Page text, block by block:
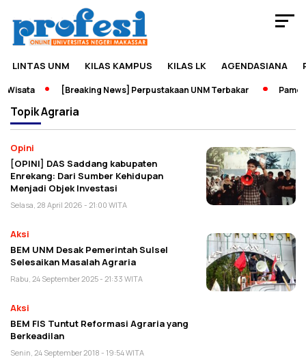
LINTAS UNM KILAS KAMPUS KILAS LK AGENDASIANA
[Breaking News] Perpustakaan UNM Terbakar
TopikAgraria
Opini
[OPINI] DAS Saddang kabupaten
Enrekang: Dari Sumber Kehidupan
Menjadi Objek Investasi
Selasa, 28 April 2026 - 21:00 WITA
Aksi
BEM UNM Desak Pemerintah Sulsel
Selesaikan Masalah Agraria
Rabu, 24 September 2025 - 21:33 WITA
Aksi
BEM FIS Tuntut Reformasi Agraria yang
Berkeadilan
Senin, 24 September 2018 - 19:54 WITA